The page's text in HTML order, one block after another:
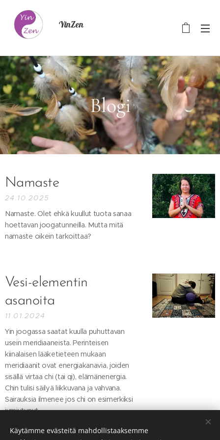
YinZen
Blogi
Namaste
24.10.2025
Namaste. Olet ehkä kuullut tuota sanaa
hoettavan joogatunneilla. Mutta mitä
namaste oikein tarkoittaa?
Vesi-elementin
asanoita
11.01.2024
Yin joogassa saatat kuulla puhuttavan
usein meridiaaneista. Perinteisen
kiinalaisen lääketieteen mukaan
meridiaanit ovat energiakanavia, joiden
sisällä virtaa chi (tai qi), elämänenergia.
Chin tulisi säilyä liikkuvana ja vahvana.
Sairauksia ilmenee jos chi on esimerkiksi
jumiutunut.
Käytämme evästeitä mahdollistaaksemme